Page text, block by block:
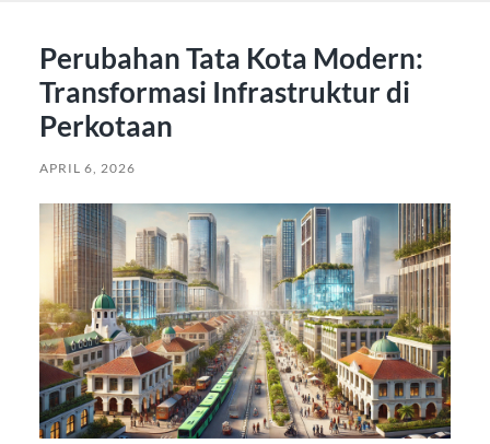
Perubahan Tata Kota Modern:
Transformasi Infrastruktur di
Perkotaan
APRIL 6, 2026